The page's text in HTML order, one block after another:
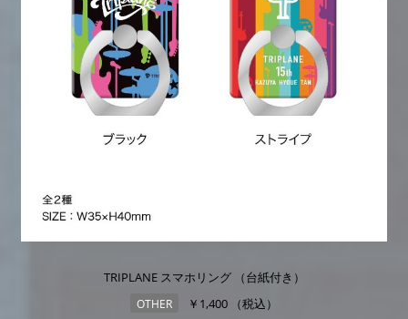
TRIPLANE スマホリング （台紙付き）
OTHER ￥1,400 （税込）